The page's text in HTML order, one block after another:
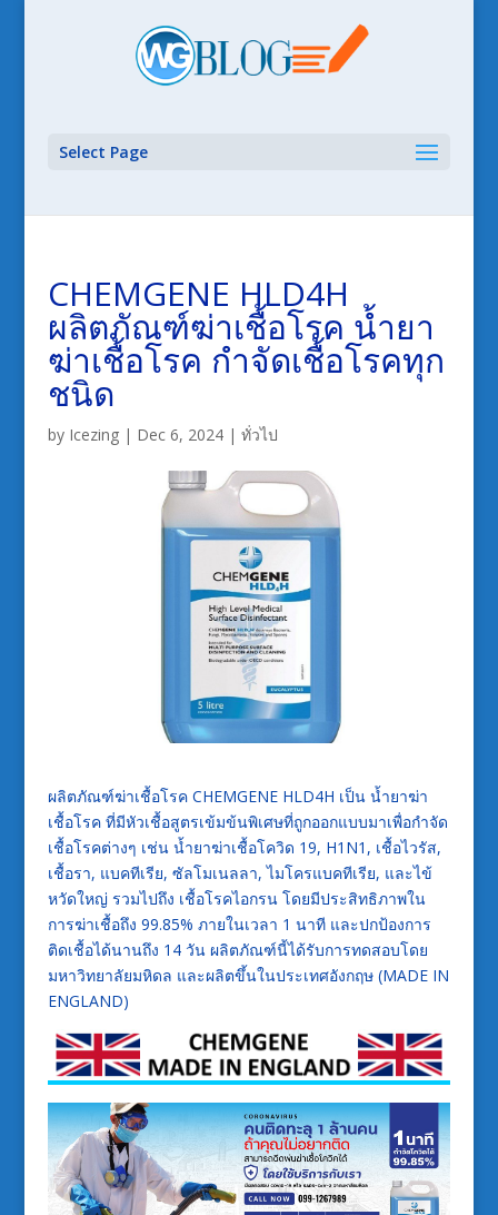
Select Page
CHEMGENE HLD4H
ผลิตภัณฑ์ฆ่าเชื้อโรค น้ำยา
ฆ่าเชื้อโรค กำจัดเชื้อโรคทุก
ชนิด
by Icezing| Dec 6, 2024| ทั่วไป
ผลิตภัณฑ์ฆ่าเชื้อโรค CHEMGENE HLD4H เป็น น้ำยาฆ่า
เชื้อโรค ที่มีหัวเชื้อสูตรเข้มข้นพิเศษที่ถูกออกแบบมาเพื่อกำจัด
เชื้อโรคต่างๆ เช่น น้ำยาฆ่าเชื้อโควิด 19, H1N1, เชื้อไวรัส,
เชื้อรา, แบคทีเรีย, ซัลโมเนลลา, ไมโครแบคทีเรีย, และไข้
หวัดใหญ่ รวมไปถึง เชื้อโรคไอกรน โดยมีประสิทธิภาพใน
การฆ่าเชื้อถึง 99.85% ภายในเวลา 1 นาที และปกป้องการ
ติดเชื้อได้นานถึง 14 วัน ผลิตภัณฑ์นี้ได้รับการทดสอบโดย
มหาวิทยาลัยมหิดล และผลิตขึ้นในประเทศอังกฤษ (MADE IN
ENGLAND)